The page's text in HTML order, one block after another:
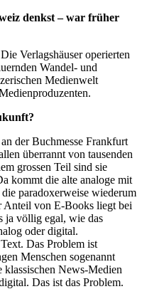
denkst – war früher
Verlagshäuser operierten
Wandel- und
Medienwelt
der Buchmesse Frankfurt
überrannt von tausenden
grossen Teil sind sie
kommt die alte analoge mit
paradoxerweise wiederum
Anteil von E-Books liegt bei
ja völlig egal, wie das
oder digital.
Das Problem ist
Menschen sogenannt
klassischen News-Medien
Das ist das Problem.